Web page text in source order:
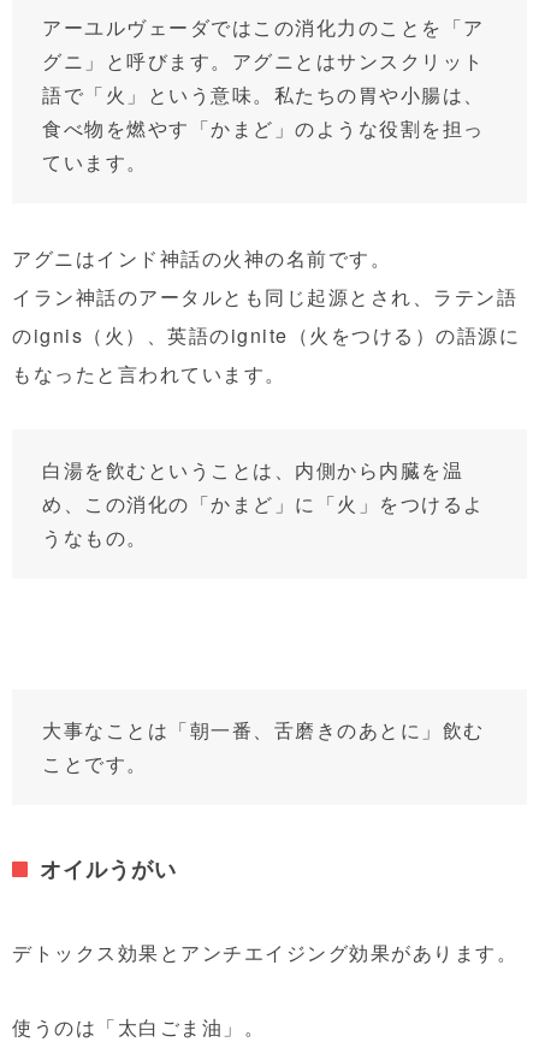
アーユルヴェーダではこの消化力のことを「ア
グニ」と呼びます。アグニとはサンスクリット
語で「火」という意味。私たちの胃や小腸は、
食べ物を燃やす「かまど」のような役割を担っ
ています。
アグニはインド神話の火神の名前です。
イラン神話のアータルとも同じ起源とされ、ラテン語
のignis（火）、英語のignite（火をつける）の語源に
もなったと言われています。
白湯を飲むということは、内側から内臓を温
め、この消化の「かまど」に「火」をつけるよ
うなもの。
大事なことは「朝一番、舌磨きのあとに」飲む
ことです。
オイルうがい
デトックス効果とアンチエイジング効果があります。
使うのは「太白ごま油」。